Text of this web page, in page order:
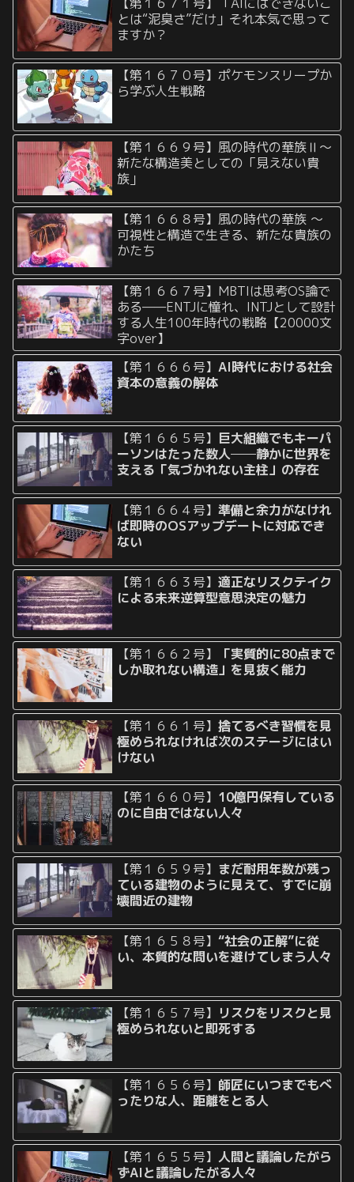
とは“泥臭さ”だけ」それ本気で思って
ますか？
【第１６７０号】ポケモンスリープか
ら学ぶ人生戦略
【第１６６９号】風の時代の華族Ⅱ〜
新たな構造美としての「見えない貴
族」
【第１６６８号】風の時代の華族 〜
可視性と構造で生きる、新たな貴族の
かたち
【第１６６７号】MBTIは思考OS論で
ある——ENTJに憧れ、INTJとして設計
する人生100年時代の戦略【20000文
字over】
【第１６６６号】AI時代における社会
資本の意義の解体
【第１６６５号】 巨大組織でもキーパ
ーソンはたった数人──静かに世界を
支える「気づかれない主柱」の存在
【第１６６４号】準備と余力がなけれ
ば即時のOSアップデートに対応でき
ない
【第１６６３号】適正なリスクテイク
による未来逆算型意思決定の魅力
【第１６６２号】
「実質的に80点まで
しか取れない構造」を見抜く能力
【第１６６１号】捨てるべき習慣を見
極められなければ次のステージにはい
けない
【第１６６０号】 10億円保有している
のに自由ではない人々
【第１６５９号】 まだ耐用年数が残っ
ている建物のように見えて、すでに崩
壊間近の建物
【第１６５８号】“社会の正解”に従
い、本質的な問いを避けてしまう人々
【第１６５７号】 リスクをリスクと見
極められないと即死する
【第１６５６号】 師匠にいつまでもべ
ったりな人、距離をとる人
【第１６５５号】人間と議論したがら
ずAIと議論したがる人々